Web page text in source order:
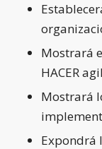
Mostrará
HACER
Mostrará
Expondrá